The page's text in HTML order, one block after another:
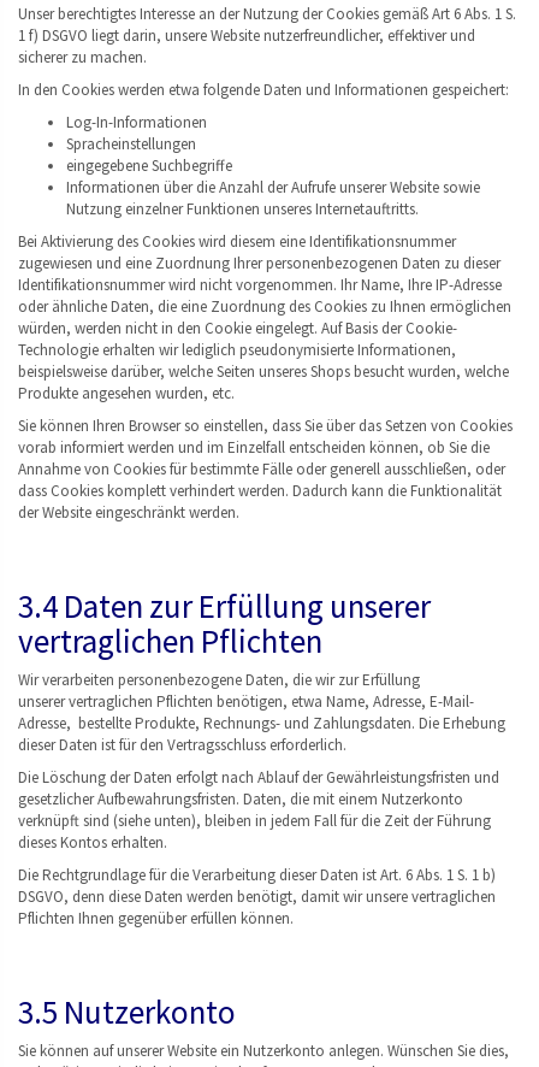
Unser berechtigtes Interesse an der Nutzung der Cookies gemäß Art 6 Abs. 1 S.
1 f) DSGVO liegt darin, unsere Website nutzerfreundlicher, effektiver und
sicherer zu machen.
In den Cookies werden etwa folgende Daten und Informationen gespeichert:
Log-In-Informationen
Spracheinstellungen
eingegebene Suchbegriffe
Informationen über die Anzahl der Aufrufe unserer Website sowie
Nutzung einzelner Funktionen unseres Internetauftritts.
Bei Aktivierung des Cookies wird diesem eine Identifikationsnummer
zugewiesen und eine Zuordnung Ihrer personenbezogenen Daten zu dieser
Identifikationsnummer wird nicht vorgenommen. Ihr Name, Ihre IP-Adresse
oder ähnliche Daten, die eine Zuordnung des Cookies zu Ihnen ermöglichen
würden, werden nicht in den Cookie eingelegt. Auf Basis der Cookie-
Technologie erhalten wir lediglich pseudonymisierte Informationen,
beispielsweise darüber, welche Seiten unseres Shops besucht wurden, welche
Produkte angesehen wurden, etc.
Sie können Ihren Browser so einstellen, dass Sie über das Setzen von Cookies
vorab informiert werden und im Einzelfall entscheiden können, ob Sie die
Annahme von Cookies für bestimmte Fälle oder generell ausschließen, oder
dass Cookies komplett verhindert werden. Dadurch kann die Funktionalität
der Website eingeschränkt werden.
3.4 Daten zur Erfüllung unserer
vertraglichen Pflichten
Wir verarbeiten personenbezogene Daten, die wir zur Erfüllung
unserer vertraglichen Pflichten benötigen, etwa Name, Adresse, E-Mail-
Adresse, bestellte Produkte, Rechnungs- und Zahlungsdaten. Die Erhebung
dieser Daten ist für den Vertragsschluss erforderlich.
Die Löschung der Daten erfolgt nach Ablauf der Gewährleistungsfristen und
gesetzlicher Aufbewahrungsfristen. Daten, die mit einem Nutzerkonto
verknüpft sind (siehe unten), bleiben in jedem Fall für die Zeit der Führung
dieses Kontos erhalten.
Die Rechtgrundlage für die Verarbeitung dieser Daten ist Art. 6 Abs. 1 S. 1 b)
DSGVO, denn diese Daten werden benötigt, damit wir unsere vertraglichen
Pflichten Ihnen gegenüber erfüllen können.
3.5 Nutzerkonto
Sie können auf unserer Website ein Nutzerkonto anlegen. Wünschen Sie dies,